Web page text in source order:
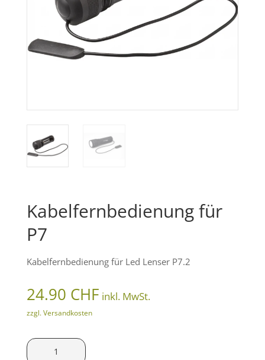
Kabelfernbedienung für
P7
Kabelfernbedienung für Led Lenser P7.2
24.90 CHF inkl. MwSt.
zzgl. Versandkosten
Kabelfernbedienung